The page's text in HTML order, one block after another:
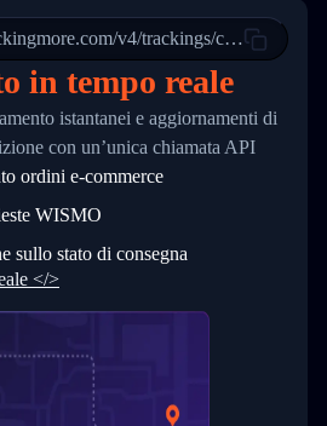
"2017-03-06 15:28:00",
"Shipment
"BEIJING-
v4/trackings/create
in tempo reale
istantanei e aggiornamenti di
con un’unica chiamata API
ordini e‑commerce
WISMO
sullo stato di consegna
</>